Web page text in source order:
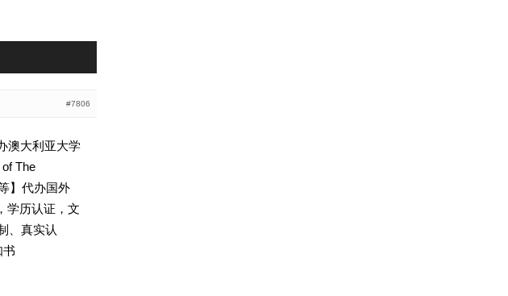
#7806
澳大利亚大学
The
】代办国外
学历认证，文
、真实认
书